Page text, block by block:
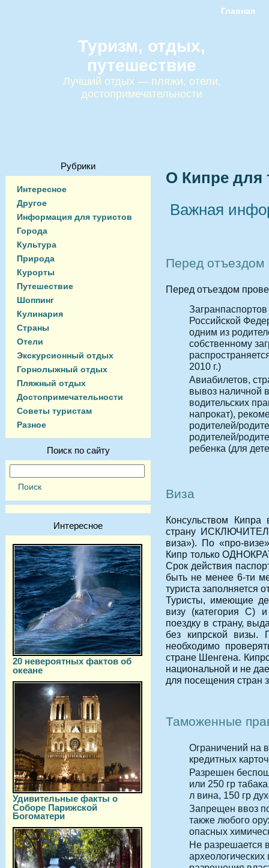
Главная
Туризм, отдых,
путешествие
Лучший отдых — пляжи, отели,
достопримечательности
Рубрики
Интересное
Другое
Информация для туристов
Города
Культура
Природа
Курорты
Путешествие
Шоппинг
Кулинария
Страны
Отели
Экскурсионный отдых
Горнолыжный отдых
Пляжный отдых
Достопримечательности
Советы туристам
Разное
Поиск по сайту
Интересное
20 невероятных фактов об
океане
Удивительные факты о
Соборе Парижской
Богоматери
О Кипре для
Важная
Перед отъездом
Перед отъездом
Российской
одним из
собственному
2010 г.)
Авиабилетов,
вывоз наличной
водительских
напрокат),
родителей/
родителей/
ребенка (для
Виза
Консульством
страну
виза»). По «про-
Кипр только
Срок действия
быть не менее 6-ти
туриста заполняется
Туристы, имеющие
визу (категория С)
поездку в страну,
без кипрской визы.
необходимо
стране Шенгена.
национальной и не
для посещения стран
Таможенные
Ограничений на
кредитных
Разрешен
или 250 гр
л вина, 150 гр
Запрещен ввоз
также любого
опасных
Не разрешается